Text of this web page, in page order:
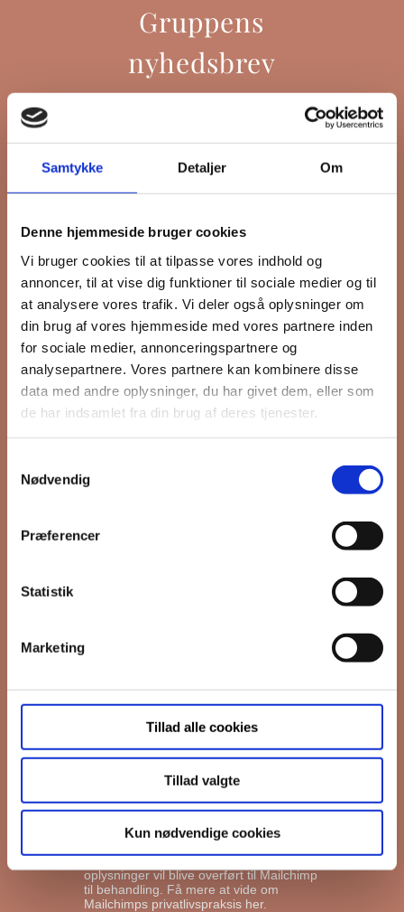
Samtykke Detaljer Om
Denne hjemmeside bruger cookies
Vi bruger cookies til at tilpasse vores indhold og
annoncer, til at vise dig funktioner til sociale medier og til
at analysere vores trafik. Vi deler også oplysninger om
din brug af vores hjemmeside med vores partnere inden
for sociale medier, annonceringspartnere og
analysepartnere. Vores partnere kan kombinere disse
data med andre oplysninger, du har givet dem, eller som
de har indsamlet fra din brug af deres tjenester.
Nødvendig
Præferencer
Statistik
Marketing
Tillad alle cookies
Tillad valgte
Kun nødvendige cookies
Gruppens
nyhedsbrev
Hold dig opdateret på hvad der sker
på Grønttorvet. I vores nyhedsbrev
sender vi blandt andet invitation til
boliger til salg, så du kan komme
først i køen.
*
Fornavn
Efternavn
Email
Interesseret i
FB Gruppen vil bruge din information til
at kontakte dig i forbindelse med
nyheder - og nye boliger. Før vi kan gøre
sende dig emails.Du kan læse vores
Vi bruger Mailchimp til at sende
nyhedsbreve ud. Ved at klikke nedenfor
for at abonnere, anerkender du, at dine
oplysninger vil blive overført til Mailchimp
til behandling. Få mere at vide om
Mailchimps privatlivspraksis her.